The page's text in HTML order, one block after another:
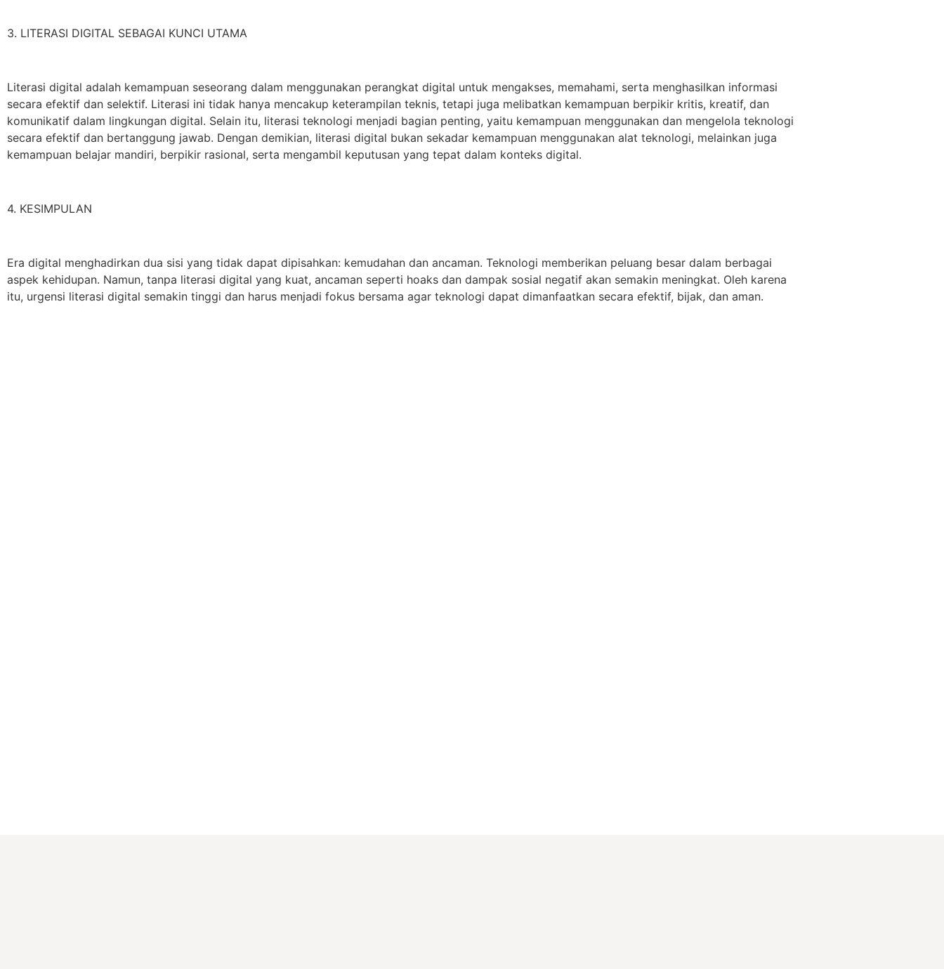
3. LITERASI DIGITAL SEBAGAI KUNCI UTAMA
Literasi digital adalah kemampuan seseorang dalam menggunakan perangkat digital untuk mengakses, memahami, serta menghasilkan informasi
secara efektif dan selektif. Literasi ini tidak hanya mencakup keterampilan teknis, tetapi juga melibatkan kemampuan berpikir kritis, kreatif, dan
komunikatif dalam lingkungan digital. Selain itu, literasi teknologi menjadi bagian penting, yaitu kemampuan menggunakan dan mengelola teknologi
secara efektif dan bertanggung jawab. Dengan demikian, literasi digital bukan sekadar kemampuan menggunakan alat teknologi, melainkan juga
kemampuan belajar mandiri, berpikir rasional, serta mengambil keputusan yang tepat dalam konteks digital.
4. KESIMPULAN
Era digital menghadirkan dua sisi yang tidak dapat dipisahkan: kemudahan dan ancaman. Teknologi memberikan peluang besar dalam berbagai
aspek kehidupan. Namun, tanpa literasi digital yang kuat, ancaman seperti hoaks dan dampak sosial negatif akan semakin meningkat. Oleh karena
itu, urgensi literasi digital semakin tinggi dan harus menjadi fokus bersama agar teknologi dapat dimanfaatkan secara efektif, bijak, dan aman.